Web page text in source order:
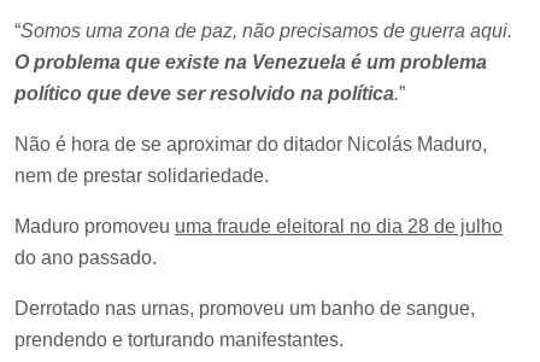
“Somos uma zona de paz, não precisamos de guerra aqui.
O problema que existe na Venezuela é um problema
político que deve ser resolvido na política.”
Não é hora de se aproximar do ditador Nicolás Maduro,
nem de prestar solidariedade.
Maduro promoveu uma fraude eleitoral no dia 28 de julho
do ano passado.
Derrotado nas urnas, promoveu um banho de sangue,
prendendo e torturando manifestantes.